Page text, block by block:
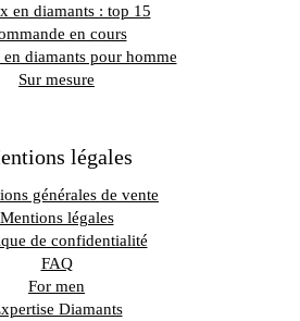
en diamants : top 15
en cours
diamants pour homme
Sur mesure
légales
générales de vente
Mentions légales
de confidentialité
FAQ
For men
Diamants